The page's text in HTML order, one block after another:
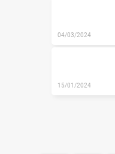
04/03/2024
15/01/2024